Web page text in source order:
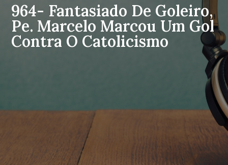
964- Fantasiado De Goleiro,
Pe. Marcelo Marcou Um Gol
Contra O Catolicismo